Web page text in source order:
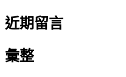
近期留言
彙整